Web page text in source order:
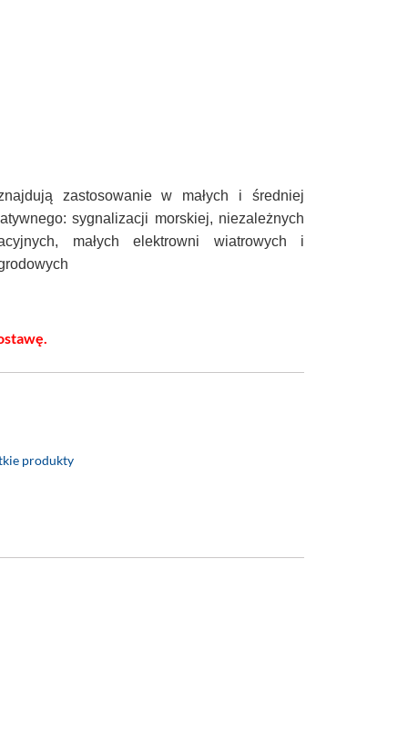
zastosowanie w małych i średniej
sygnalizacji morskiej, niezależnych
małych elektrowni wiatrowych i
produkty